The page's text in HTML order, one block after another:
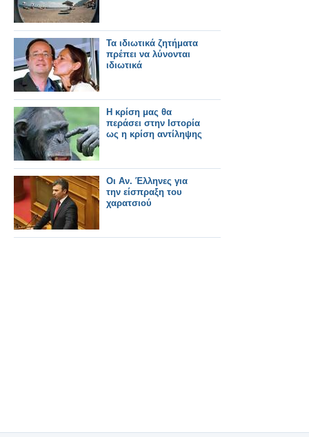
Τα ιδιωτικά ζητήματα
πρέπει να λύνονται
ιδιωτικά
Η κρίση μας θα
περάσει στην Ιστορία
ως η κρίση αντίληψης
Οι Αν. Έλληνες για
την είσπραξη του
χαρατσιού